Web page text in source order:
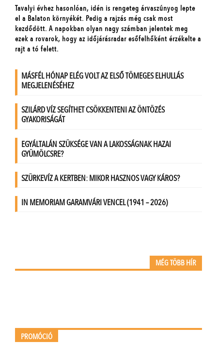
MÉG TÖBB HÍR
PROMÓCIÓ